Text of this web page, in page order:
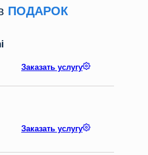
ПОДАРОК
Заказать услугу
Заказать услугу